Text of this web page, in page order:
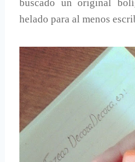
buscado un original
helado para al menos